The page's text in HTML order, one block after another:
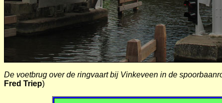
De voetbrug over de ringvaart bij Vinkeveen in de
Fred Triep)